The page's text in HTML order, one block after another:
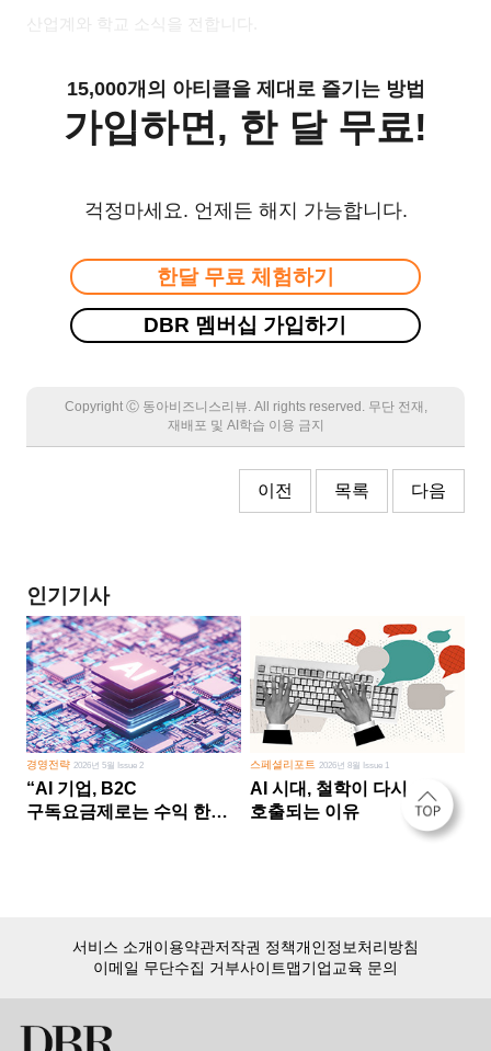
산업계와 학교 소식을 전합니다.
15,000개의 아티클을 제대로 즐기는 방법
가입하면, 한 달 무료!
걱정마세요. 언제든 해지 가능합니다.
한달 무료 체험하기
DBR 멤버십 가입하기
Copyright Ⓒ 동아비즈니스리뷰. All rights reserved. 무단 전재,
재배포 및 AI학습 이용 금지
이전 목록 다음
인기기사
경영전략 2026년 5월 Issue 2
“AI 기업, B2C
구독요금제로는 수익 한계
스페셜리포트 2026년 8월 Issue 1
AI 시대, 철학이 다시
호출되는 이유
서비스 소개이용약관저작권 정책개인정보처리방침
이메일 무단수집 거부사이트맵기업교육 문의